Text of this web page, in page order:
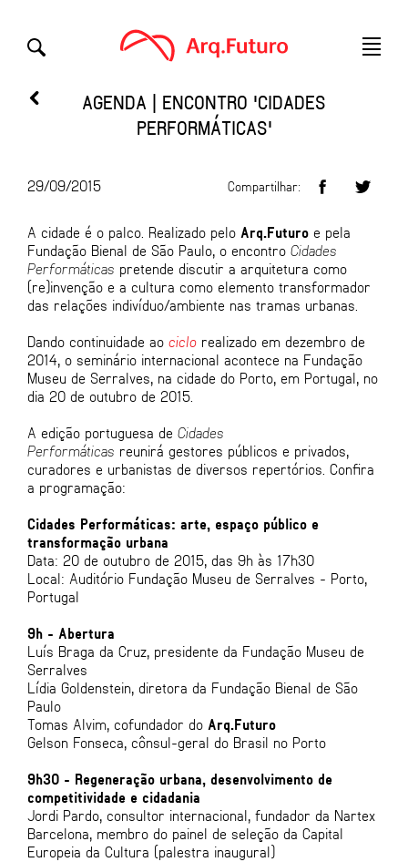
AGENDA | ENCONTRO 'CIDADES
PERFORMÁTICAS'
29/09/2015 Compartilhar:
A cidade é o palco. Realizado pelo Arq.Futuro e pela
Fundação Bienal de São Paulo, o encontro Cidades
Performáticas pretende discutir a arquitetura como
(re)invenção e a cultura como elemento transformador
das relações indivíduo/ambiente nas tramas urbanas.
Dando continuidade ao ciclo realizado em dezembro de
2014, o seminário internacional acontece na Fundação
Museu de Serralves, na cidade do Porto, em Portugal, no
dia 20 de outubro de 2015.
A edição portuguesa de Cidades
Performáticas reunirá gestores públicos e privados,
curadores e urbanistas de diversos repertórios. Confira
a programação:
Cidades Performáticas: arte, espaço público e
transformação urbana
Data: 20 de outubro de 2015, das 9h às 17h30
Local: Auditório Fundação Museu de Serralves - Porto,
Portugal
9h - Abertura
Luís Braga da Cruz, presidente da Fundação Museu de
Serralves
Lídia Goldenstein, diretora da Fundação Bienal de São
Paulo
Tomas Alvim, cofundador do Arq.Futuro
Gelson Fonseca, cônsul-geral do Brasil no Porto
9h30 - Regeneração urbana, desenvolvimento de
competitividade e cidadania
Jordi Pardo, consultor internacional, fundador da Nartex
Barcelona, membro do painel de seleção da Capital
Europeia da Cultura (palestra inaugural)